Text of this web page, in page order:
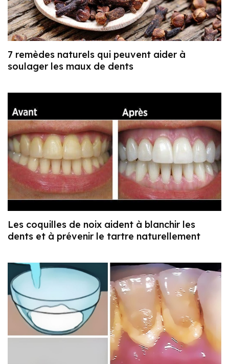
7 remèdes naturels qui peuvent aider à
soulager les maux de dents
Les coquilles de noix aident à blanchir les
dents et à prévenir le tartre naturellement